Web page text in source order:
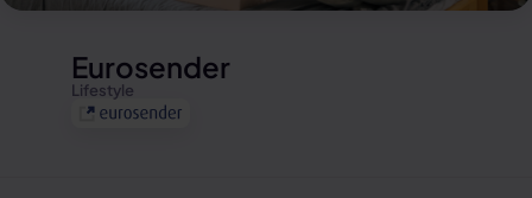
Lifestyle
Eurosender